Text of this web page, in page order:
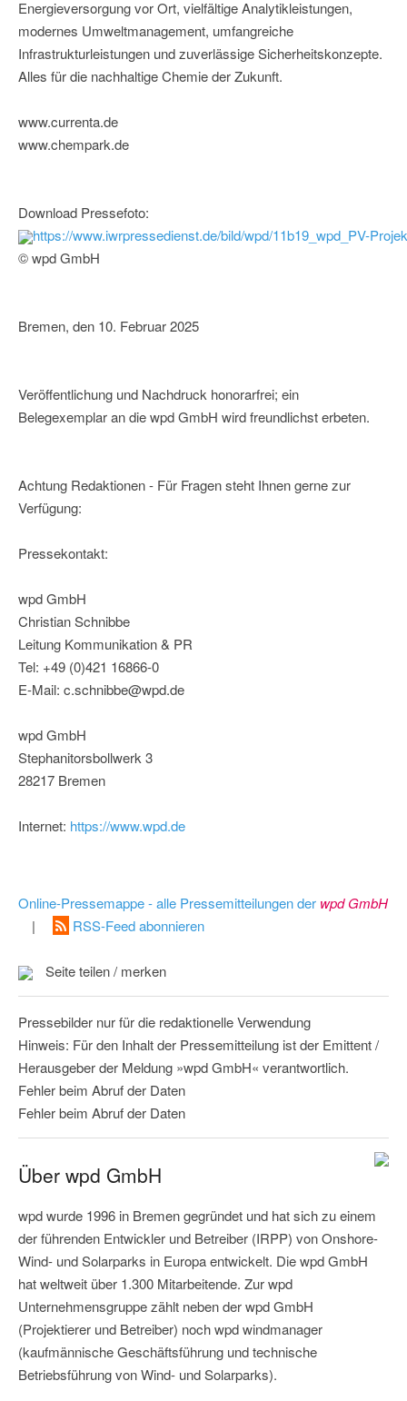
Energieversorgung vor Ort, vielfältige Analytikleistungen,
modernes Umweltmanagement, umfangreiche
Infrastrukturleistungen und zuverlässige Sicherheitskonzepte.
Alles für die nachhaltige Chemie der Zukunft.
www.currenta.de
www.chempark.de
Download Pressefoto:
https://www.iwrpressedienst.de/bild/wpd/11b19_wpd_PV-
© wpd GmbH
Bremen, den 10. Februar 2025
Veröffentlichung und Nachdruck honorarfrei; ein
Belegexemplar an die wpd GmbH wird freundlichst erbeten.
Achtung Redaktionen - Für Fragen steht Ihnen gerne zur
Verfügung:
Pressekontakt:
wpd GmbH
Christian Schnibbe
Leitung Kommunikation & PR
Tel: +49 (0)421 16866-0
E-Mail: c.schnibbe@wpd.de
wpd GmbH
Stephanitorsbollwerk 3
28217 Bremen
Internet: https://www.wpd.de
Online-Pressemappe - alle Pressemitteilungen der wpd GmbH
|
RSS-Feed abonnieren
Seite teilen / merken
Pressebilder nur für die redaktionelle Verwendung
Hinweis: Für den Inhalt der Pressemitteilung ist der Emittent /
Herausgeber der Meldung »wpd GmbH« verantwortlich.
Fehler beim Abruf der Daten
Fehler beim Abruf der Daten
Über wpd GmbH
wpd wurde 1996 in Bremen gegründet und hat sich zu einem
der führenden Entwickler und Betreiber (IRPP) von Onshore-
Wind- und Solarparks in Europa entwickelt. Die wpd GmbH
hat weltweit über 1.300 Mitarbeitende. Zur wpd
Unternehmensgruppe zählt neben der wpd GmbH
(Projektierer und Betreiber) noch wpd windmanager
(kaufmännische Geschäftsführung und technische
Betriebsführung von Wind- und Solarparks).